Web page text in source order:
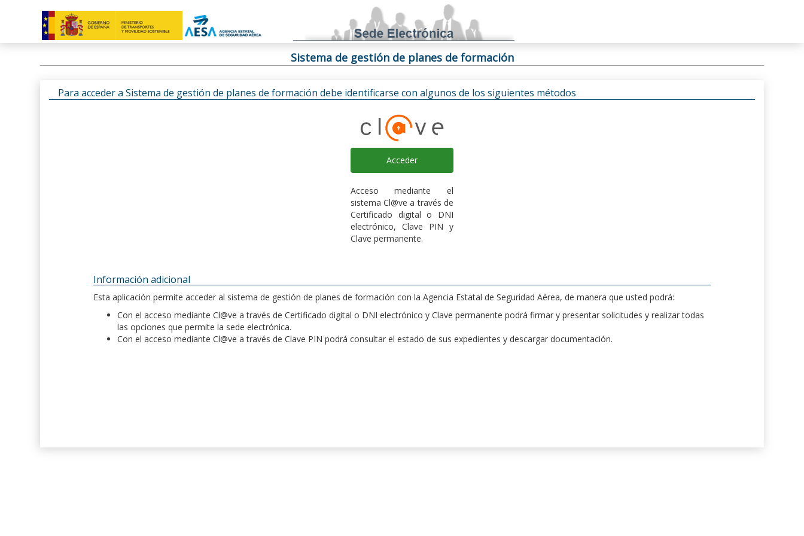
Sistema de gestión de planes de formación
Para acceder a Sistema de gestión de planes de formación debe identificarse con algunos de los siguientes métodos
Acceder
Acceso mediante el
sistema Cl@ve a través de
Certificado digital o DNI
electrónico, Clave PIN y
Clave permanente.
Información adicional
Esta aplicación permite acceder al sistema de gestión de planes de formación con la Agencia Estatal de Seguridad Aérea, de manera que usted podrá:
Con el acceso mediante Cl@ve a través de Certificado digital o DNI electrónico y Clave permanente podrá firmar y presentar solicitudes y realizar todas
las opciones que permite la sede electrónica.
Con el acceso mediante Cl@ve a través de Clave PIN podrá consultar el estado de sus expedientes y descargar documentación.